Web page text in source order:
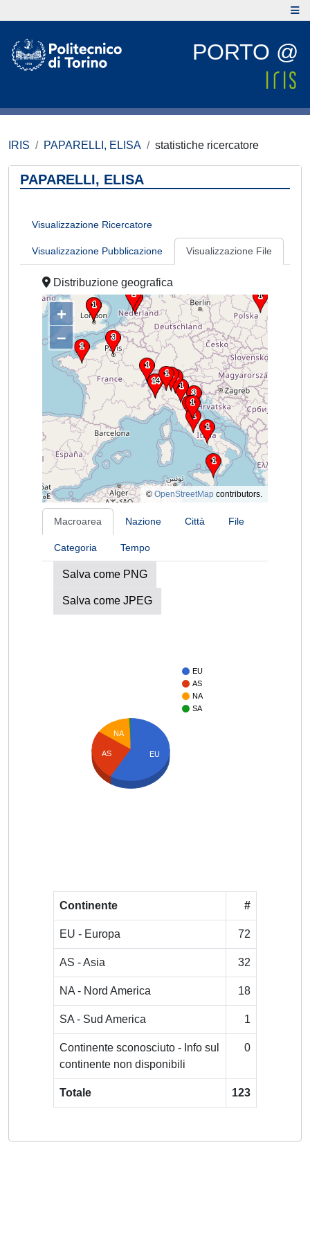
PORTO @
IRIS PAPARELLI, ELISA statistiche ricercatore
PAPARELLI, ELISA
Visualizzazione Ricercatore
Visualizzazione Pubblicazione Visualizzazione File
Distribuzione geografica
+
–
© OpenStreetMap contributors.
Macroarea Nazione Città File
Categoria Tempo
Salva come PNG
Salva come JPEG
EU
AS
NA
SA
NA
AS EU
Continente #
EU - Europa 72
AS - Asia 32
NA - Nord America 18
SA - Sud America 1
Continente sconosciuto - Info sul
continente non disponibili
0
Totale 123